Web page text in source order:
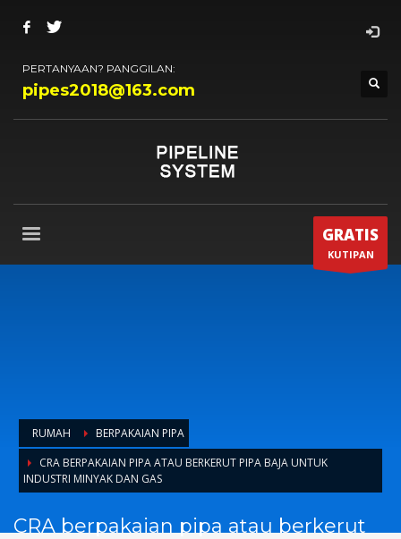
PERTANYAAN? PANGGILAN:
pipes2018@163.com
GRATIS
KUTIPAN
RUMAH
BERPAKAIAN PIPA
CRA BERPAKAIAN PIPA ATAU BERKERUT PIPA BAJA UNTUK
INDUSTRI MINYAK DAN GAS
CRA berpakaian pipa atau berkerut